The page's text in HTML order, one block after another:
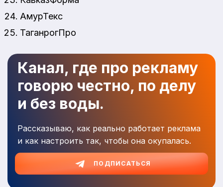
АмурТекс
ТаганрогПро
Канал, где про рекламу
говорю честно, по делу
и без воды.
Рассказываю, как реально работает реклама
и как настроить так, чтобы она окупалась.
ПОДПИСАТЬСЯ